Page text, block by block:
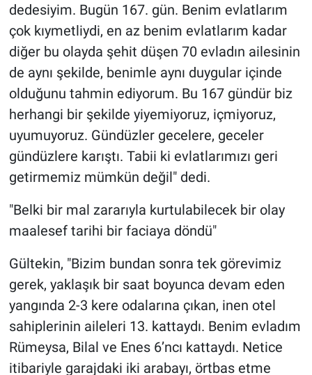
dedesiyim. Bugün 167. gün. Benim evlatlarım
çok kıymetliydi, en az benim evlatlarım kadar
diğer bu olayda şehit düşen 70 evladın ailesinin
de aynı şekilde, benimle aynı duygular içinde
olduğunu tahmin ediyorum. Bu 167 gündür biz
herhangi bir şekilde yiyemiyoruz, içmiyoruz,
uyumuyoruz. Gündüzler gecelere, geceler
gündüzlere karıştı. Tabii ki evlatlarımızı geri
getirmemiz mümkün değil" dedi.
"Belki bir mal zararıyla kurtulabilecek bir olay
maalesef tarihi bir faciaya döndü"
Gültekin, "Bizim bundan sonra tek görevimiz
gerek, yaklaşık bir saat boyunca devam eden
yangında 2-3 kere odalarına çıkan, inen otel
sahiplerinin aileleri 13. kattaydı. Benim evladım
Rümeysa, Bilal ve Enes 6’ncı kattaydı. Netice
itibariyle garajdaki iki arabayı, örtbas etme